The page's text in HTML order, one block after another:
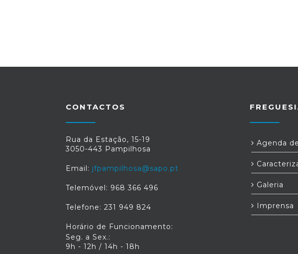
CONTACTOS
Rua da Estação, 15-19
3050-443 Pampilhosa
Email: jfpampilhosa@sapo.pt
Telemóvel: 968 366 496
Telefone: 231 949 824
Horário de Funcionamento:
Seg. a Sex.:
9h - 12h / 14h - 18h
Agenda
Galeria
Imprensa